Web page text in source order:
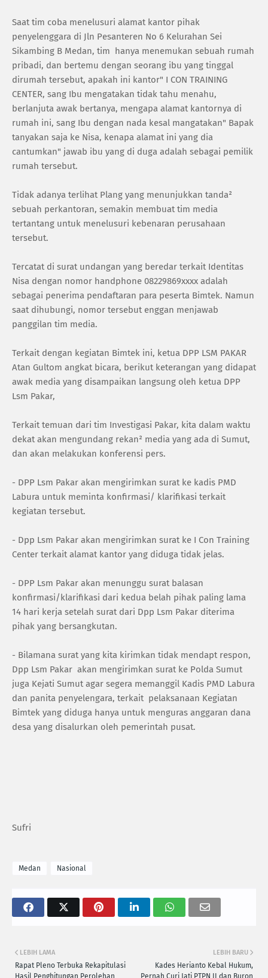
Saat tim coba menelusuri alamat kantor pihak
penyelenggara di Jln Pesanteren No 6 Kelurahan Sei
Sikambing B Medan, tim hanya menemukan sebuah rumah
pribadi, dan bertemu dengan seorang ibu yang tinggal
dirumah tersebut, apakah ini kantor" I CON TRAINING
CENTER, sang Ibu mengatakan tidak tahu menahu,
berlanjuta awak bertanya, mengapa alamat kantornya di
rumah ini, sang Ibu dengan nada kesal mangatakan" Bapak
tanyakan saja ke Nisa, kenapa alamat ini yang dia
cantumkan" jawab ibu yang di duga adalah sebagai pemilik
rumah tersebut.
Tidak adanya terlihat Plang yang menunjukkan tanda²
sebuah perkantoran, semakin membuat tim media
tertantang untuk menelusuri kebenaran perusahaan
tersebut.
Tercatat di surat undangan yang beredar terkait Identitas
Nisa dengan nomor handphone 08229869xxxx adalah
sebagai penerima pendaftaran para peserta Bimtek. Namun
saat dihubungi, nomor tersebut enggan menjawab
panggilan tim media.
Terkait dengan kegiatan Bimtek ini, ketua DPP LSM PAKAR
Atan Gultom angkat bicara, berikut keterangan yang didapat
awak media yang disampaikan langsung oleh ketua DPP
Lsm Pakar,
Terkait temuan dari tim Investigasi Pakar, kita dalam waktu
dekat akan mengundang rekan² media yang ada di Sumut,
dan akan melakukan konferensi pers.
- DPP Lsm Pakar akan mengirimkan surat ke kadis PMD
Labura untuk meminta konfirmasi/ klarifikasi terkait
kegiatan tersebut.
- Dpp Lsm Pakar akan mengirimkan surat ke I Con Training
Center terkait alamat kantor yang diduga tidak jelas.
- DPP Lsm Pakar akan menunggu surat balasan
konfirmasi/klarifikasi dari kedua belah pihak paling lama
14 hari kerja setelah surat dari Dpp Lsm Pakar diterima
pihak yang bersangkutan.
- Bilamana surat yang kita kirimkan tidak mendapt respon,
Dpp Lsm Pakar akan mengirimkan surat ke Polda Sumut
juga Kejati Sumut agar segera memanggil Kadis PMD Labura
dan panita penyelengara, terkait pelaksanaan Kegiatan
Bimtek yang diduga hanya untuk menguras anggaran dana
desa yang disalurkan oleh pemerintah pusat.
Sufri
Medan Nasional
LEBIH BARU
Kades Herianto Kebal Hukum,
Pernah Curi Jati PTPN II dan Buron
LEBIH LAMA
Rapat Pleno Terbuka Rekapitulasi
Hasil Penghitungan Perolehan